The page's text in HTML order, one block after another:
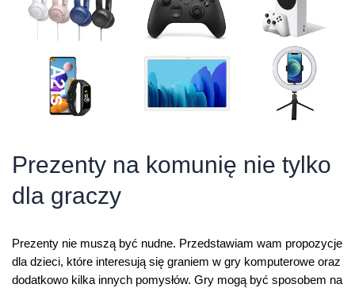
Prezenty na komunię nie tylko
dla graczy
Prezenty nie muszą być nudne. Przedstawiam wam propozycje
dla dzieci, które interesują się graniem w gry komputerowe oraz
dodatkowo kilka innych pomysłów. Gry mogą być sposobem na